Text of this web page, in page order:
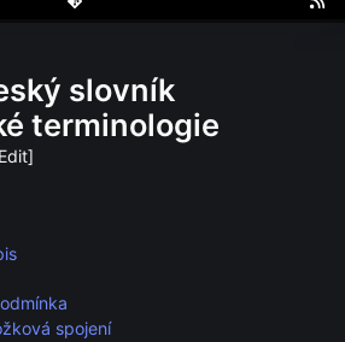
slovník
terminologie
spojení